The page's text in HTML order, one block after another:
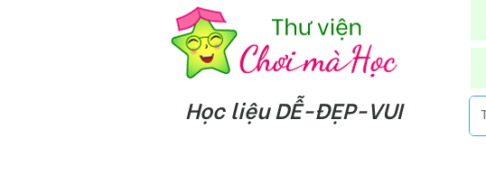
Học liệu DỄ-ĐẸP-VUI